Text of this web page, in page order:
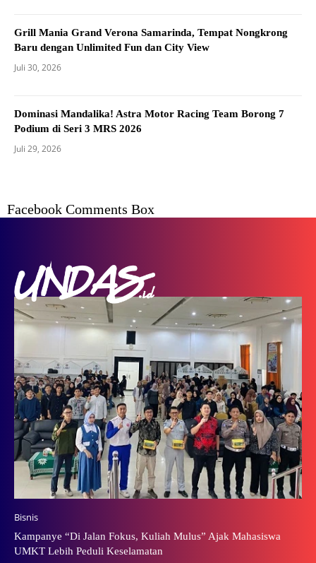
Grill Mania Grand Verona Samarinda, Tempat Nongkrong
Baru dengan Unlimited Fun dan City View
Juli 30, 2026
Dominasi Mandalika! Astra Motor Racing Team Borong 7
Podium di Seri 3 MRS 2026
Juli 29, 2026
Facebook Comments Box
Bisnis
Kampanye “Di Jalan Fokus, Kuliah Mulus” Ajak Mahasiswa
UMKT Lebih Peduli Keselamatan